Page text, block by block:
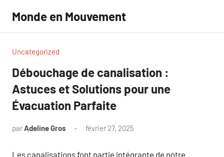
contenu
Monde en Mouvement
Uncategorized
Débouchage de canalisation :
Astuces et Solutions pour une
Évacuation Parfaite
parAdeline Gros février 27, 2025
Les canalisations font partie intégrante de notre